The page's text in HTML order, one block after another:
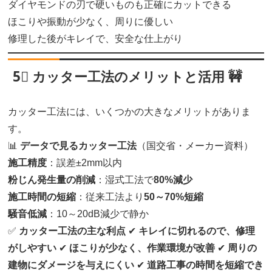
ダイヤモンドの刃で硬いものも正確にカットできる
ほこりや振動が少なく、周りに優しい
修理した後がキレイで、安全な仕上がり
5⃣ カッター工法のメリットと活用 🚧
カッター工法には、いくつかの大きなメリットがありま
す。
📊 データで見るカッター工法（国交省・メーカー資料）
施工精度 ：誤差±2mm以内
粉じん発生量の削減 ：湿式工法で80%減少
施工時間の短縮 ：従来工法より50～70%短縮
騒音低減 ：10～20dB減少で静か
✅ カッター工法の主な利点 ✔ キレイに切れるので、修理
がしやすい ✔ ほこりが少なく、作業環境が改善 ✔ 周りの
建物にダメージを与えにくい ✔道路工事の時間を短縮でき